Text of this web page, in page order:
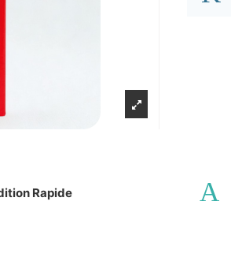
Rapide